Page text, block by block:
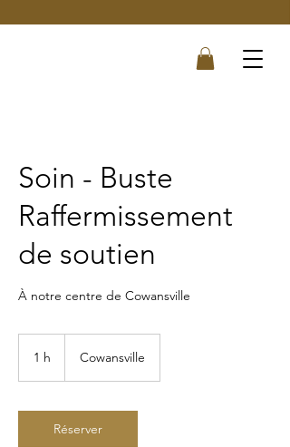
Soin - Buste
Raffermissement
de soutien
À notre centre de Cowansville
1 h Cowansville
Réserver